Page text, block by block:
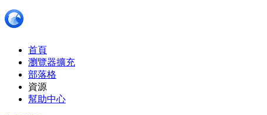
首頁
瀏覽器擴充
部落格
資源
幫助中心